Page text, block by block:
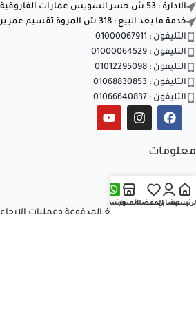
الادارة : 53 ش جسر السويس عمارات الفاروقية ج2 شقة 106 الدور الاول
خدمة ما بعد البيع : 318 ش المروة تقسيم عمر بن الخطاب جسر السويس
التليفون : 01000067911
التليفون : 01000064529
التليفون : 01012295098
التليفون : 01068830853
التليفون : 01066640837
معلومات
الشروط والأحكام
سياسة الخصوصية
سياسة استرداد المبالغ المدفوعة وعمليات الإرجاع
حسابيالمفضلةالمتجرواتساب